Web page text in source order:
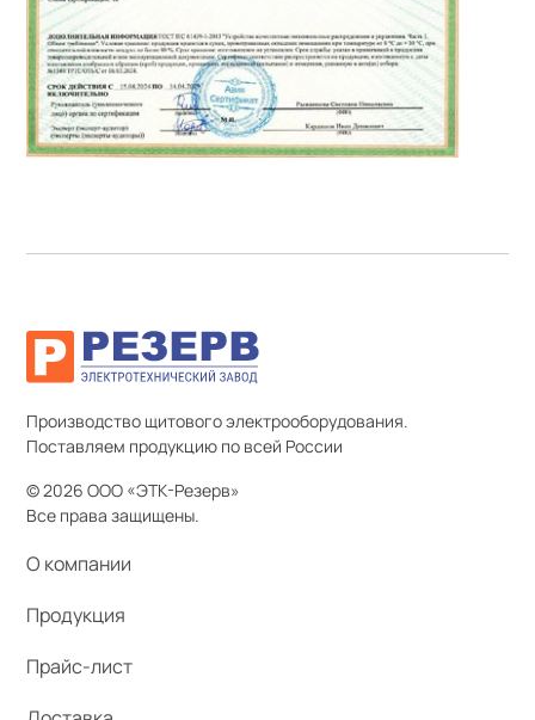
Производство щитового электрооборудования.
Поставляем продукцию по всей России
© 2026 ООО «ЭТК-Резерв»
Все права защищены.
О компании
Продукция
Прайс-лист